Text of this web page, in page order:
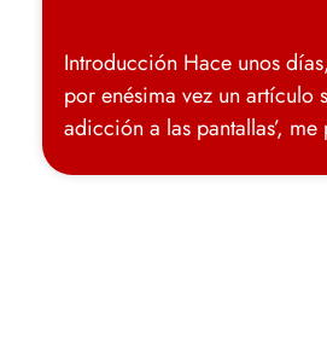
Introducción Hace unos
por enésima vez un artículo
adicción a las pantallas’,